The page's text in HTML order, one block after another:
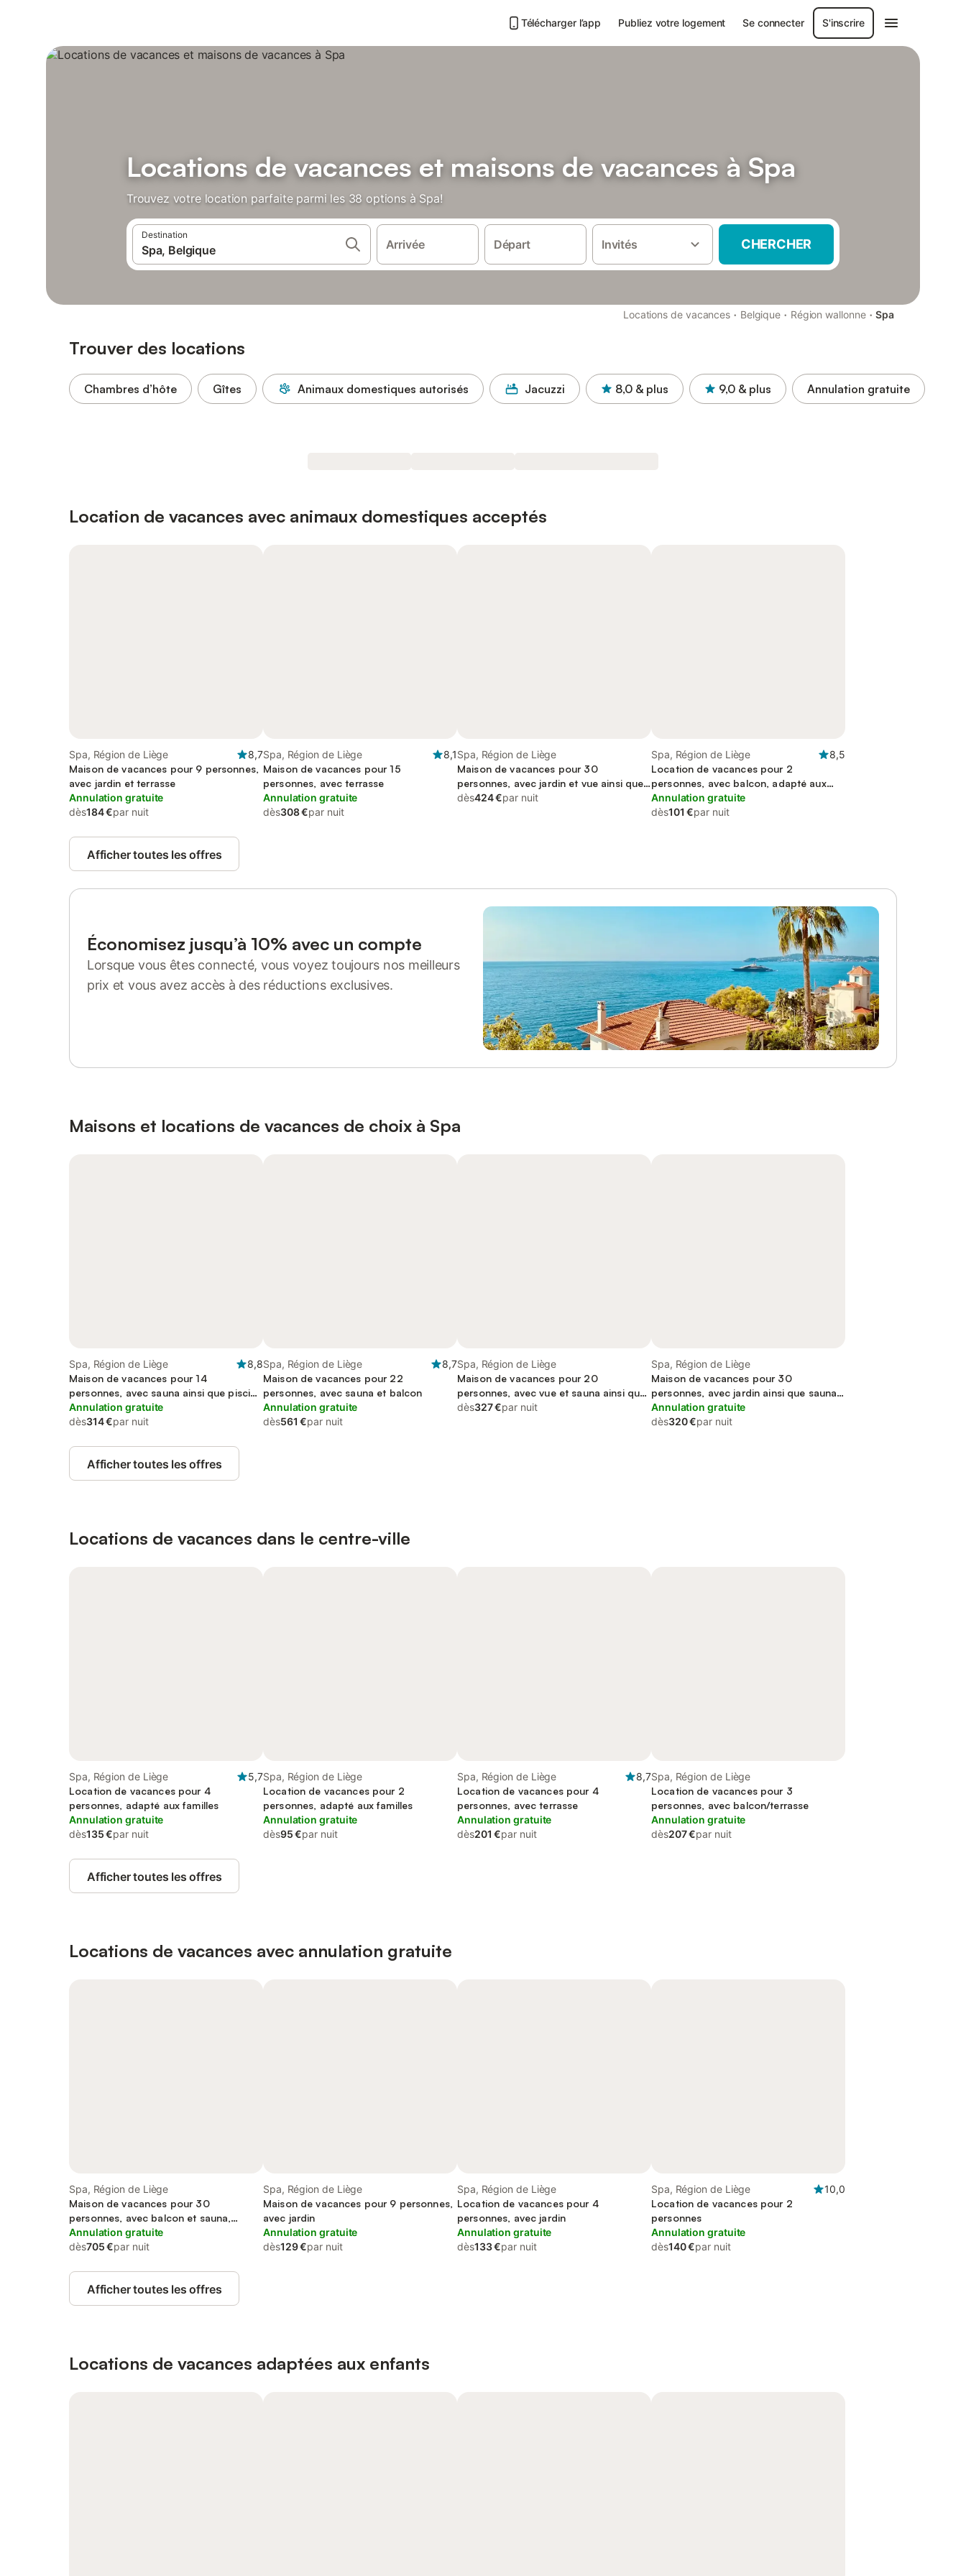
Télécharger l’app Publiez votre logement Se connecter S'inscrire
Locations de vacances et maisons de vacances à Spa
Trouvez votre location parfaite parmi les 38 options à Spa!
Destination
Arrivée Départ Invités CHERCHER
Locations de vacances · Belgique · Région wallonne · Spa
Trouver des locations
Chambres d’hôte Gîtes Animaux domestiques autorisés Jacuzzi 8,0 & plus 9,0 & plus Annulation gratuite
Location de vacances avec animaux domestiques acceptés
Spa, Région de Liège
8,7
Maison de vacances pour 9 personnes,
avec jardin et terrasse
Annulation gratuite
dès184 €par nuit
Spa, Région de Liège
8,1
Maison de vacances pour 15
personnes, avec terrasse
Annulation gratuite
dès308 €par nuit
Spa, Région de Liège
Maison de vacances pour 30
personnes, avec jardin et vue ainsi que
sauna et terrasse, animaux acceptés
dès424 €par nuit
Spa, Région de Liège
8,5
Location de vacances pour 2
personnes, avec balcon, adapté aux
familles
Annulation gratuite
dès101 €par nuit
Afficher toutes les offres
Économisez jusqu’à 10% avec un compte
Lorsque vous êtes connecté, vous voyez toujours nos meilleurs
prix et vous avez accès à des réductions exclusives.
Maisons et locations de vacances de choix à Spa
Spa, Région de Liège
8,8
Maison de vacances pour 14
personnes, avec sauna ainsi que piscine
et terrasse
Annulation gratuite
dès314 €par nuit
Spa, Région de Liège
8,7
Maison de vacances pour 22
personnes, avec sauna et balcon
Annulation gratuite
dès561 €par nuit
Spa, Région de Liège
Maison de vacances pour 20
personnes, avec vue et sauna ainsi que
jardin et terrasse
dès327 €par nuit
Spa, Région de Liège
Maison de vacances pour 30
personnes, avec jardin ainsi que sauna
et balcon
Annulation gratuite
dès320 €par nuit
Afficher toutes les offres
Locations de vacances dans le centre-ville
Spa, Région de Liège
5,7
Location de vacances pour 4
personnes, adapté aux familles
Annulation gratuite
dès135 €par nuit
Spa, Région de Liège
Location de vacances pour 2
personnes, adapté aux familles
Annulation gratuite
dès95 €par nuit
Spa, Région de Liège
8,7
Location de vacances pour 4
personnes, avec terrasse
Annulation gratuite
dès201 €par nuit
Spa, Région de Liège
Location de vacances pour 3
personnes, avec balcon/terrasse
Annulation gratuite
dès207 €par nuit
Afficher toutes les offres
Locations de vacances avec annulation gratuite
Spa, Région de Liège
Maison de vacances pour 30
personnes, avec balcon et sauna,
adapté aux familles
Annulation gratuite
dès705 €par nuit
Spa, Région de Liège
Maison de vacances pour 9 personnes,
avec jardin
Annulation gratuite
dès129 €par nuit
Spa, Région de Liège
Location de vacances pour 4
personnes, avec jardin
Annulation gratuite
dès133 €par nuit
Spa, Région de Liège
10,0
Location de vacances pour 2
personnes
Annulation gratuite
dès140 €par nuit
Afficher toutes les offres
Locations de vacances adaptées aux enfants